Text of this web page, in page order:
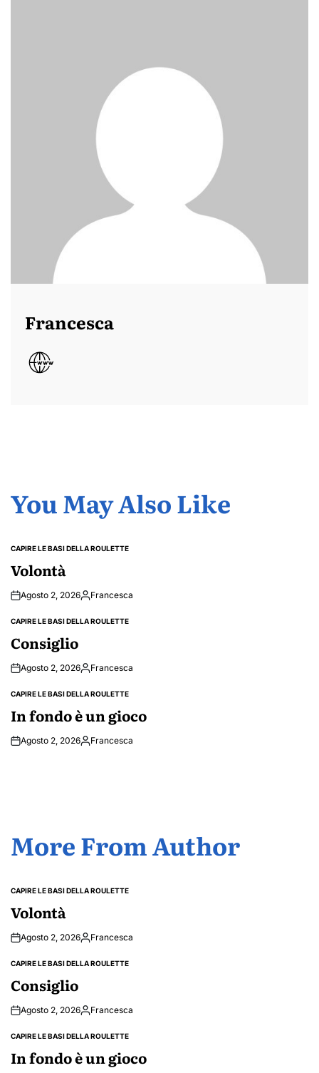
Francesca
You May Also Like
POSTED
CAPIRE LE BASI DELLA ROULETTE
Volontà
Agosto 2, 2026PostedFrancesca
POSTED
CAPIRE LE BASI DELLA ROULETTE
Consiglio
Agosto 2, 2026PostedFrancesca
POSTED
CAPIRE LE BASI DELLA ROULETTE
In fondo è un gioco
Agosto 2, 2026PostedFrancesca
More From Author
POSTED
CAPIRE LE BASI DELLA ROULETTE
Volontà
Agosto 2, 2026PostedFrancesca
POSTED
CAPIRE LE BASI DELLA ROULETTE
Consiglio
Agosto 2, 2026PostedFrancesca
POSTED
CAPIRE LE BASI DELLA ROULETTE
In fondo è un gioco